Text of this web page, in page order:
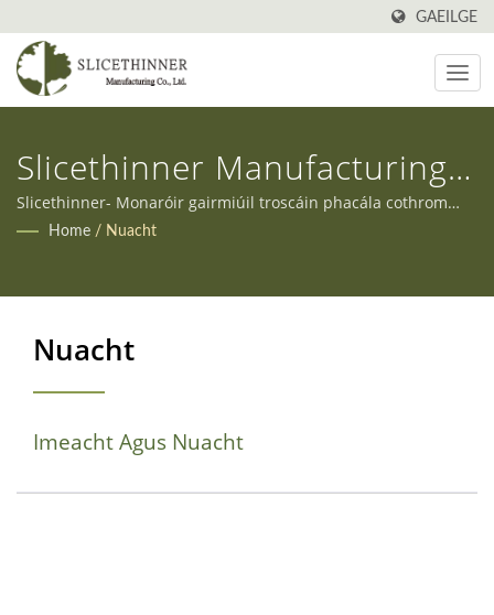
GAEILGE
Slicethinner Manufacturing
Company Limited
Slicethinner- Monaróir gairmiúil troscáin phacála cothrom
adhmaid ardchaighdeáin agus cumas iontach le haghaidh
Home / Nuacht
Nuacht
Imeacht Agus Nuacht